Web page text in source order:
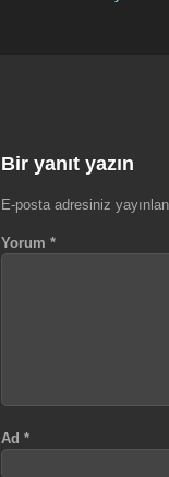
Bir yanıt yazın
E-posta adresiniz
Yorum *
Ad *